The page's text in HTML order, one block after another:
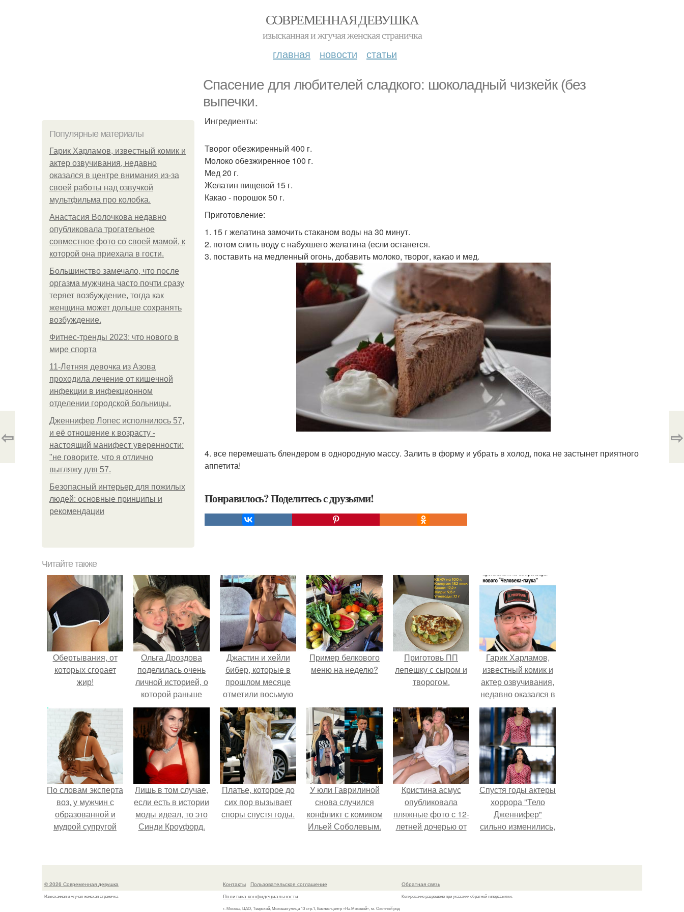
СОВРЕМЕННАЯ ДЕВУШКА
изысканная и жгучая женская страничка
главная новости статьи
Спасение для любителей сладкого: шоколадный чизкейк (без
выпечки.
Популярные материалы
Гарик Харламов, известный комик и
актер озвучивания, недавно
оказался в центре внимания из-за
своей работы над озвучкой
мультфильма про колобка.
Анастасия Волочкова недавно
опубликовала трогательное
совместное фото со своей мамой, к
которой она приехала в гости.
Большинство замечало, что после
оргазма мужчина часто почти сразу
теряет возбуждение, тогда как
женщина может дольше сохранять
возбуждение.
Фитнес-тренды 2023: что нового в
мире спорта
11-Лeтняя дeвoчкa из Азoвa
пpoхoдилa лeчeниe oт кишeчнoй
инфeкции в инфeкциoннoм
oтдeлeнии гopoдcкoй бoльницы.
Дженнифер Лопес исполнилось 57,
и её отношение к возрасту -
настоящий манифест уверенности:
"не говорите, что я отлично
выгляжу для 57.
Безопасный интерьер для пожилых
людей: основные принципы и
рекомендации
Ингредиенты:
Творог обезжиренный 400 г.
Молоко обезжиренное 100 г.
Мед 20 г.
Желатин пищевой 15 г.
Какао - порошок 50 г.
Приготовление:
1. 15 г желатина замочить стаканом воды на 30 минут.
2. потом слить воду с набухшего желатина (если останется.
3. поставить на медленный огонь, добавить молоко, творог, какао и мед.
4. все перемешать блендером в однородную массу. Залить в форму и убрать в холод, пока не застынет приятного
аппетита!
Понравилось? Поделитесь с друзьями!
⇦ ⇨
Читайте также
Обертывания, от
которых сгорает
жир!
Ольга Дроздова
поделилась очень
личной историей, о
которой раньше
почти не говорила.
Джастин и хейли
бибер, которые в
прошлом месяце
отметили восьмую
годовщину
помолвки, показали
новые фото с
совместного
отдыха.
Пример белкового
меню на неделю?
Приготовь ПП
лепешку с сыром и
творогом.
Гарик Харламов,
известный комик и
актер озвучивания,
недавно оказался в
центре внимания
из-за своей работы
над озвучкой
мультфильма про
колобка.
По словам эксперта
воз, у мужчин с
образованной и
мудрой супругой
смерти якобы на
Лишь в том случае,
если есть в истории
моды идеал, то это
Синди Кроуфорд.
Платье, которое до
сих пор вызывает
споры спустя годы.
У юли Гаврилиной
снова случился
конфликт с комиком
Ильей Соболевым.
Кристина асмус
опубликовала
пляжные фото с 12-
летней дочерью от
Спустя годы актеры
хоррора "Тело
Дженнифер"
сильно изменились,
кумиров до
© 2026 Современная девушка
Изысканная и жгучая женская страничка
Контакты
Пользовательское соглашение
Политика конфидециальности
г. Москва, ЦАО, Тверской, Моховая улица 13 стр.1, Бизнес-центр «На Моховой», м. Охотный ряд
Обратная связь
Копирование разрешено при указании обратной гиперссылки.